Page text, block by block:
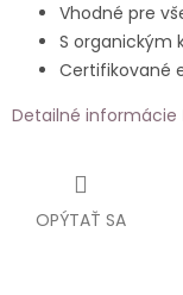
Vhodné pre
S organickým
Certifikované
Detailné informácie
OPÝTAŤ SA